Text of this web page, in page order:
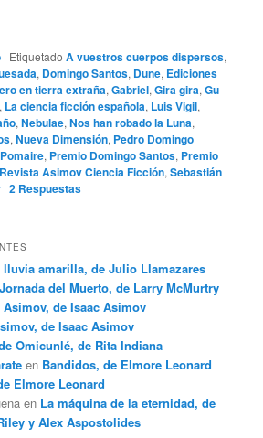
| Etiquetado A vuestros cuerpos dispersos,
, Domingo Santos, Dune, Ediciones
en tierra extraña,Gabriel,Gira gira,Gu
, La ciencia ficción española, Luis Vigil,
,Nebulae,Nos han robado la Luna,
,Nueva Dimensión, Pedro Domingo
Pomaire, Premio Domingo Santos, Premio
Revista Asimov Ciencia Ficción,Sebastián
|2 Respuestas
lluvia amarilla, de Julio Llamazares
del Muerto, de Larry McMurtry
Asimov, de Isaac Asimov
de Isaac Asimov
Omicunlé, de Rita Indiana
en Bandidos, de Elmore Leonard
Elmore Leonard
en La máquina de la eternidad, de
y Alex Aspostolides